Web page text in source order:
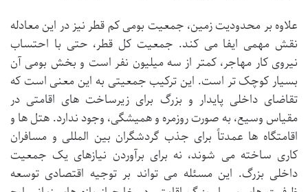
علاوه بر محدودیت زمین، جمعیت بومی کم قطر نیز در این معادله
نقش مهمی ایفا می کند. جمعیت کل قطر، حتی با احتساب
نیروی کار مهاجر، کمتر از سه میلیون نفر است و بخش بومی آن
بسیار کوچک تر است. این ترکیب جمعیتی به این معنی است که
تقاضای داخلی پایدار و بزرگ برای زیرساخت های اقامتی در
مقیاس وسیع، به صورت روزمره و همیشگی، وجود ندارد. هتل ها و
اقامتگاه ها عمدتاً برای جذب گردشگران بین المللی و مسافران
کاری ساخته می شوند، نه برای برآوردن نیازهای یک جمعیت
داخلی بزرگ. این مسئله می تواند بر توجیه اقتصادی توسعه